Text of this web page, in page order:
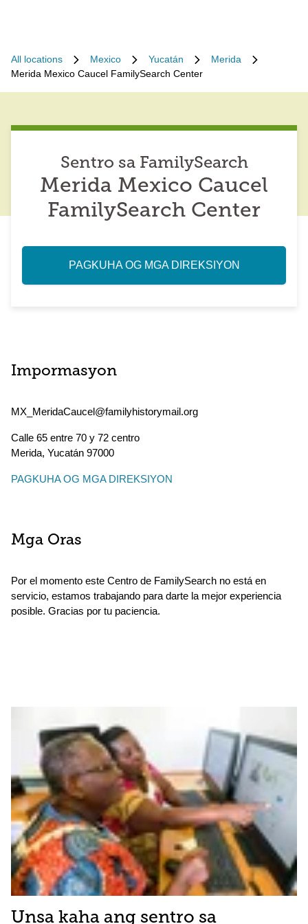
All locations Mexico Yucatán
Merida
Merida Mexico Caucel FamilySearch Center
Sentro sa FamilySearch
Merida Mexico Caucel
FamilySearch Center
PAGKUHA OG MGA DIREKSIYON
Impormasyon
MX_MeridaCaucel@familyhistorymail.org
Calle 65 entre 70 y 72 centro
Merida, Yucatán 97000
PAGKUHA OG MGA DIREKSIYON
Mga Oras
Por el momento este Centro de FamilySearch no está en
servicio, estamos trabajando para darte la mejor experiencia
posible. Gracias por tu paciencia.
Unsa kaha ang sentro sa